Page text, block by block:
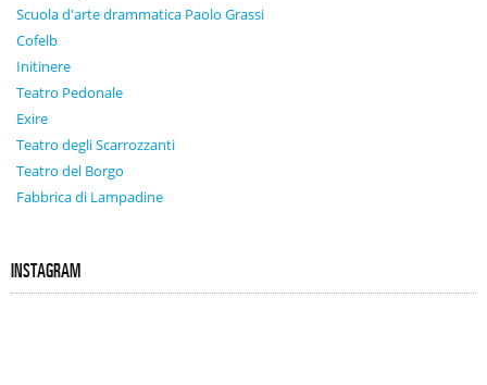
Scuola d'arte drammatica Paolo Grassi
Cofelb
Initinere
Teatro Pedonale
Exire
Teatro degli Scarrozzanti
Teatro del Borgo
Fabbrica di Lampadine
INSTAGRAM